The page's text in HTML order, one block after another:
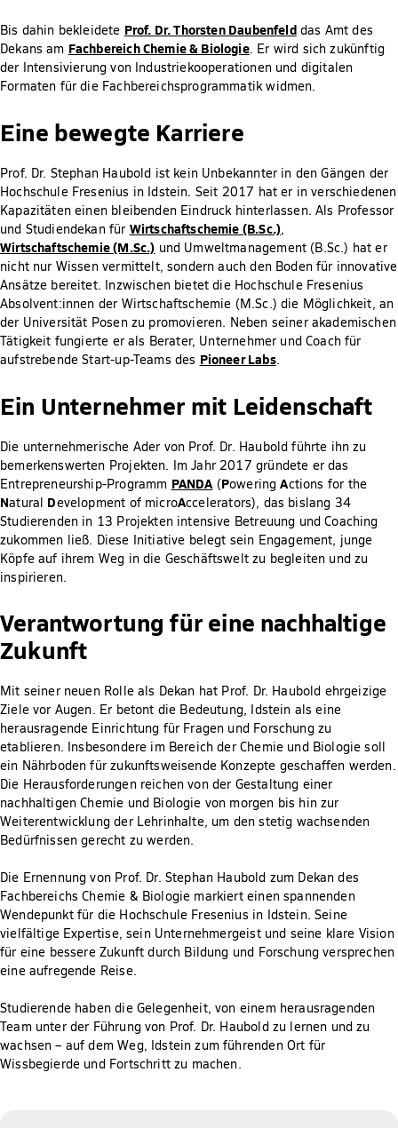
Bis dahin bekleidete Prof. Dr. Thorsten Daubenfelddas Amt des
Dekans am Fachbereich Chemie & Biologie. Er wird sich zukünftig
der Intensivierung von Industriekooperationen und digitalen
Formaten für die Fachbereichsprogrammatik widmen.
Eine bewegte Karriere
Prof. Dr. Stephan Haubold ist kein Unbekannter in den Gängen der
Hochschule Fresenius in Idstein. Seit 2017 hat er in verschiedenen
Kapazitäten einen bleibenden Eindruck hinterlassen. Als Professor
und Studiendekan für Wirtschaftschemie (B.Sc.),
Wirtschaftschemie (M.Sc.) und Umweltmanagement (B.Sc.) hat er
nicht nur Wissen vermittelt, sondern auch den Boden für innovative
Ansätze bereitet. Inzwischen bietet die Hochschule Fresenius
Absolvent:innen der Wirtschaftschemie (M.Sc.) die Möglichkeit, an
der Universität Posen zu promovieren. Neben seiner akademischen
Tätigkeit fungierte er als Berater, Unternehmer und Coach für
aufstrebende Start-up-Teams des Pioneer Labs.
Ein Unternehmer mit Leidenschaft
Die unternehmerische Ader von Prof. Dr. Haubold führte ihn zu
bemerkenswerten Projekten. Im Jahr 2017 gründete er das
Entrepreneurship-Programm PANDA (PoweringActions for the
Natural Development of microAccelerators), das bislang 34
Studierenden in 13 Projekten intensive Betreuung und Coaching
zukommen ließ. Diese Initiative belegt sein Engagement, junge
Köpfe auf ihrem Weg in die Geschäftswelt zu begleiten und zu
inspirieren.
Verantwortung für eine nachhaltige
Zukunft
Mit seiner neuen Rolle als Dekan hat Prof. Dr. Haubold ehrgeizige
Ziele vor Augen. Er betont die Bedeutung, Idstein als eine
herausragende Einrichtung für Fragen und Forschung zu
etablieren. Insbesondere im Bereich der Chemie und Biologie soll
ein Nährboden für zukunftsweisende Konzepte geschaffen werden.
Die Herausforderungen reichen von der Gestaltung einer
nachhaltigen Chemie und Biologie von morgen bis hin zur
Weiterentwicklung der Lehrinhalte, um den stetig wachsenden
Bedürfnissen gerecht zu werden.
Die Ernennung von Prof. Dr. Stephan Haubold zum Dekan des
Fachbereichs Chemie & Biologie markiert einen spannenden
Wendepunkt für die Hochschule Fresenius in Idstein. Seine
vielfältige Expertise, sein Unternehmergeist und seine klare Vision
für eine bessere Zukunft durch Bildung und Forschung versprechen
eine aufregende Reise.
Studierende haben die Gelegenheit, von einem herausragenden
Team unter der Führung von Prof. Dr. Haubold zu lernen und zu
wachsen – auf dem Weg, Idstein zum führenden Ort für
Wissbegierde und Fortschritt zu machen.